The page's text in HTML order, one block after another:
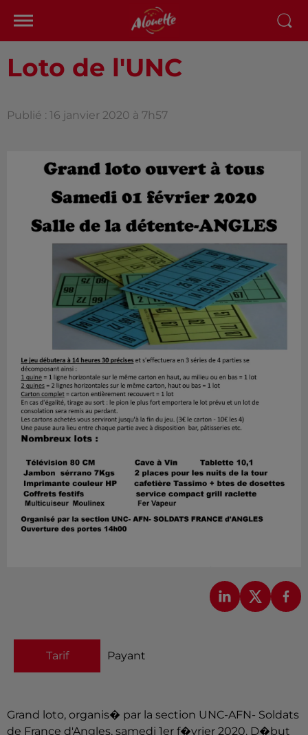
Loto de l'UNC
Publié : 16 janvier 2020 à 7h57
Tarif Payant
Grand loto, organis� par la section UNC-AFN- Soldats
de France d'Angles, samedi 1er f�vrier 2020. D�but